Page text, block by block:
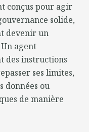
conçus pour agir
solide,
devenir un
agent
des instructions
ses limites,
données ou
de manière